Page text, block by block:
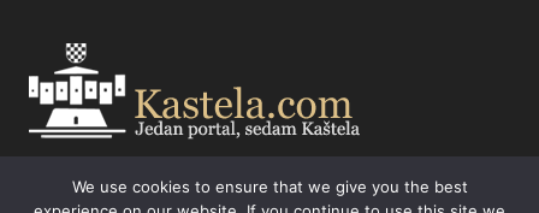
kastela@kastela.com Tel: +385 21 232-437 Izrada web stranica,
We use cookies to ensure that we give you the best